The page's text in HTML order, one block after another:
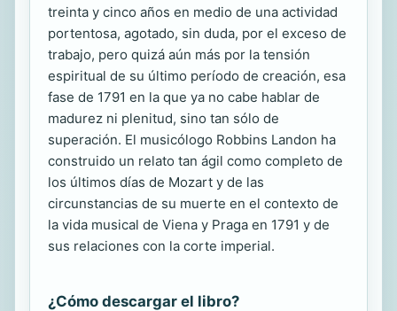
treinta y cinco años en medio de una actividad
portentosa, agotado, sin duda, por el exceso de
trabajo, pero quizá aún más por la tensión
espiritual de su último período de creación, esa
fase de 1791 en la que ya no cabe hablar de
madurez ni plenitud, sino tan sólo de
superación. El musicólogo Robbins Landon ha
construido un relato tan ágil como completo de
los últimos días de Mozart y de las
circunstancias de su muerte en el contexto de
la vida musical de Viena y Praga en 1791 y de
sus relaciones con la corte imperial.
¿Cómo descargar el libro?